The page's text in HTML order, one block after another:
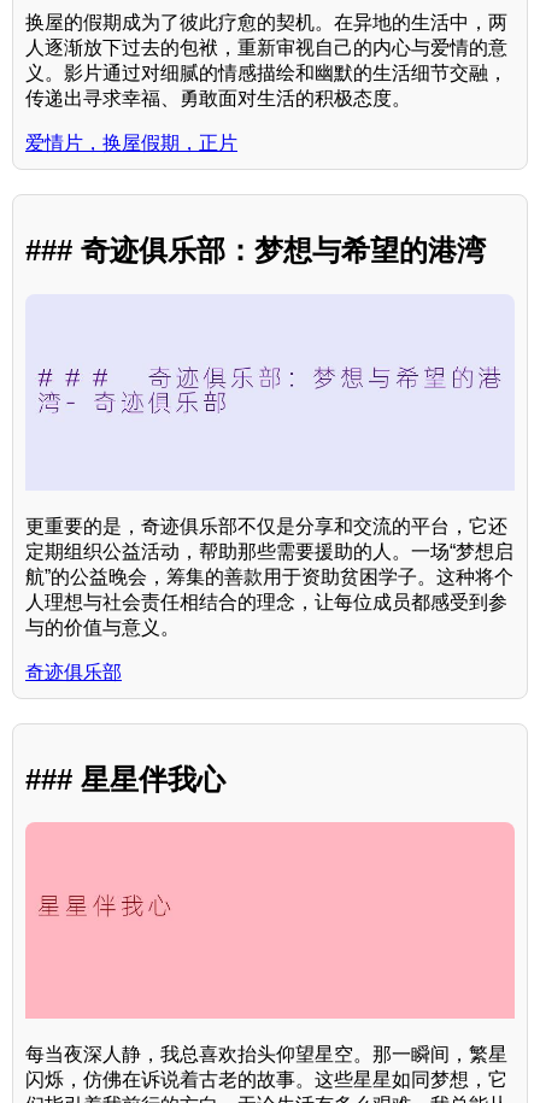
换屋的假期成为了彼此疗愈的契机。在异地的生活中，两
人逐渐放下过去的包袱，重新审视自己的内心与爱情的意
义。影片通过对细腻的情感描绘和幽默的生活细节交融，
传递出寻求幸福、勇敢面对生活的积极态度。
爱情片，换屋假期，正片
### 奇迹俱乐部：梦想与希望的港湾
更重要的是，奇迹俱乐部不仅是分享和交流的平台，它还
定期组织公益活动，帮助那些需要援助的人。一场“梦想启
航”的公益晚会，筹集的善款用于资助贫困学子。这种将个
人理想与社会责任相结合的理念，让每位成员都感受到参
与的价值与意义。
奇迹俱乐部
### 星星伴我心
每当夜深人静，我总喜欢抬头仰望星空。那一瞬间，繁星
闪烁，仿佛在诉说着古老的故事。这些星星如同梦想，它